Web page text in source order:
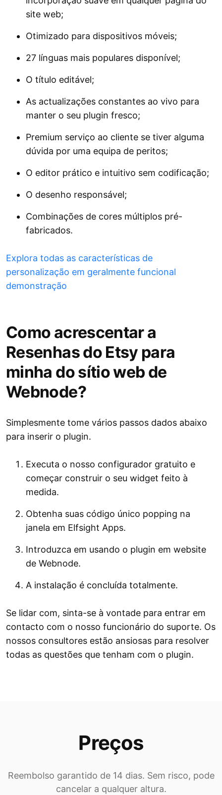
site web;
Otimizado para dispositivos móveis;
27 línguas mais populares disponível;
O título editável;
As actualizações constantes ao vivo para
manter o seu plugin fresco;
Premium serviço ao cliente se tiver alguma
dúvida por uma equipa de peritos;
O editor prático e intuitivo sem codificação;
O desenho responsável;
Combinações de cores múltiplos pré-
fabricados.
Explora todas as características de
personalização em geralmente funcional
demonstração
Como acrescentar a
Resenhas do Etsy para
minha do sítio web de
Webnode?
Simplesmente tome vários passos dados abaixo
para inserir o plugin.
Executa o nosso configurador gratuito e
começar construir o seu widget feito à
medida.
Obtenha suas código único popping na
janela em Elfsight Apps.
Introduzca em usando o plugin em website
de Webnode.
A instalação é concluída totalmente.
Se lidar com, sinta-se à vontade para entrar em
contacto com o nosso funcionário do suporte. Os
nossos consultores estão ansiosas para resolver
todas as questões que tenham com o plugin.
Preços
Reembolso garantido de 14 dias. Sem risco, pode
cancelar a qualquer altura.